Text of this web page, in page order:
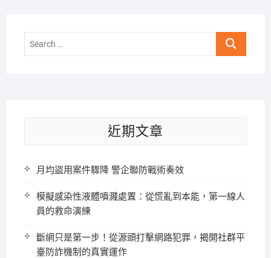
Search
近期文章
月均盜用案件驟降 警企聯防戰術奏效
模擬感染性液體噴濺處置：從慌亂到本能，第一線人
員的救命演練
斷網只是第一步！從源頭打擊網路犯罪，揭開社群平
臺防詐機制的真實運作